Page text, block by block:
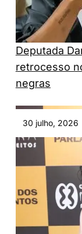
Deputada
retrocesso
negras
30 julho, 2026